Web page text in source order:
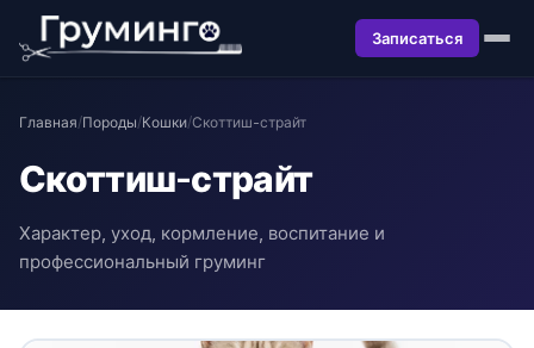
Записаться
Главная/Породы/Кошки/Скоттиш-страйт
Скоттиш-страйт
Характер, уход, кормление, воспитание и
профессиональный груминг